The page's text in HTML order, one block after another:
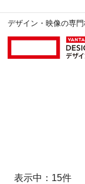
デザイン・映像の専
表示中： 15件